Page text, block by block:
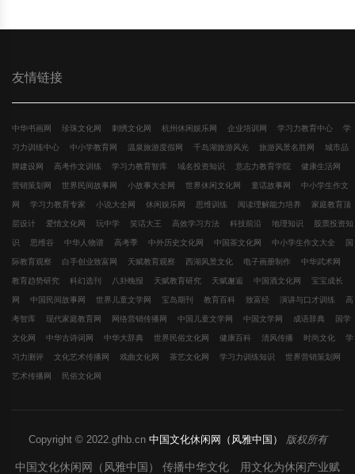
友情链接
中华书画网 珍珠文化网 刺绣文化网 杭州休闲娱乐网 企业培训网 学习力教育中心 学
习力训练中心 中小学教育网 温泉旅游度假网 千岛湖旅游风光 旅游风景名胜网 城市品
牌建设网 高考作文训练 学习力教育智库 域名投资知识 意志力教育学院 健康生活网
营销策划网 世界民间故事网 小故事大全网 世界休闲文化网 童话故事网 中小学生作文
网 学习力教育专家 小说大全网 休闲娱乐网 思维训练 阅读理解能力培养 家庭教育顶
层设计 爱情文化网 玩中学 笑话大王 高效学习方法 科技前沿 地理知识 股票投资知
识 思维谷 中华人物谱 高考季 中外历史文化网 中国茶文化网 中小学生作文大全 国
际教育观察 白手创业致富网 天赋教育观察 西湖风景文化 电子画册制作 中华武术网
教育趋势研究 科幻选刊 八卦晚报 天赋教育研究 天赋邂逅 中国酒文化网 宝宝成长
网 中国民间故事网 世界儿童文学网 宝岛期刊 教育百科 致富经 演讲与口才训练 高
考智库 现代家庭教育网 网络营销传播网 中国儿童文学网 中国文学网 成语辞典 国学
文化网 中华古诗词网 中华大辞典 世界民俗文化网 健康百科 清风传播 时尚文化 学
习力测评 文化艺术传播网 戏曲文化网 茶艺文化网 学习力训练知识 世界营销策划网
艺术传播网 民俗文化网
Copyright © 2022.gfhb.cn 中国文化休闲网（风雅中国） 版权所有
中国文化休闲网（风雅中国） 传播中华文化 用文化为休闲产业赋